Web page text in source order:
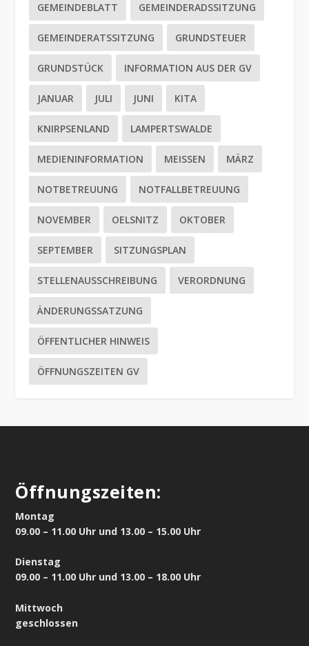
GEMEINDEBLATT GEMEINDERADSSITZUNG
GEMEINDERATSSITZUNG GRUNDSTEUER
GRUNDSTÜCK INFORMATION AUS DER GV
JANUAR JULI JUNI KITA
KNIRPSENLAND LAMPERTSWALDE
MEDIENINFORMATION MEISSEN MÄRZ
NOTBETREUUNG NOTFALLBETREUUNG
NOVEMBER OELSNITZ OKTOBER
SEPTEMBER SITZUNGSPLAN
STELLENAUSSCHREIBUNG VERORDNUNG
ÄNDERUNGSSATZUNG
ÖFFENTLICHER HINWEIS
ÖFFNUNGSZEITEN GV
Öffnungszeiten:
Montag
09.00 – 11.00 Uhr und 13.00 – 15.00 Uhr
Dienstag
09.00 – 11.00 Uhr und 13.00 – 18.00 Uhr
Mittwoch
geschlossen